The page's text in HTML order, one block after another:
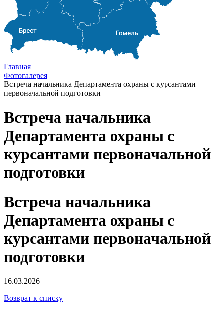
Главная
Фотогалерея
Встреча начальника Департамента охраны с курсантами
первоначальной подготовки
Встреча начальника
Департамента охраны с
курсантами первоначальной
подготовки
Встреча начальника
Департамента охраны с
курсантами первоначальной
подготовки
16.03.2026
Возврат к списку